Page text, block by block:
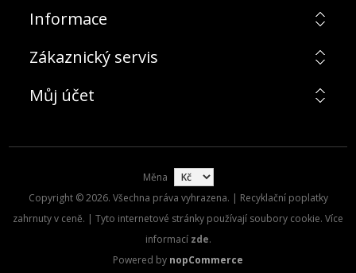
Informace
Zákaznický servis
Můj účet
Měna
Copyright © 2026. Všechna práva vyhrazena. | Recyklační poplatky
zahrnuty v ceně. | Tyto internetové stránky používají soubory cookie. Více
informací zde.
Powered by nopCommerce